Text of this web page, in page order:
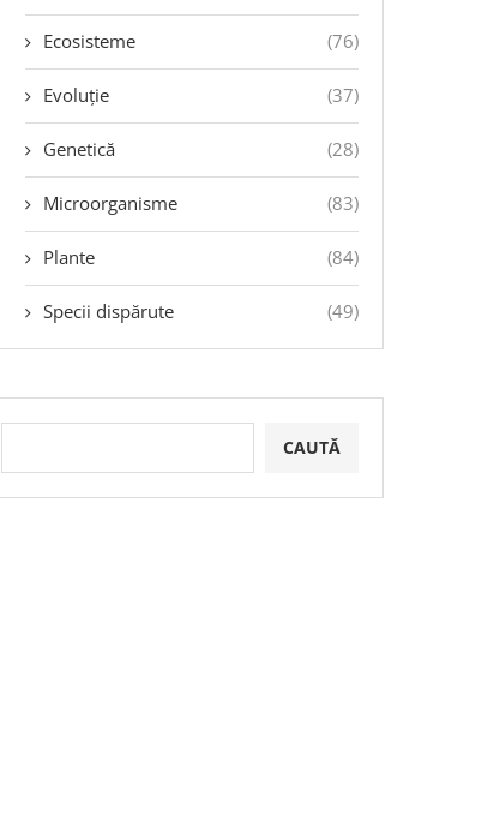
Ecosisteme (76)
Evoluție (37)
Genetică (28)
Microorganisme (83)
Plante (84)
Specii dispărute (49)
CAUTĂ